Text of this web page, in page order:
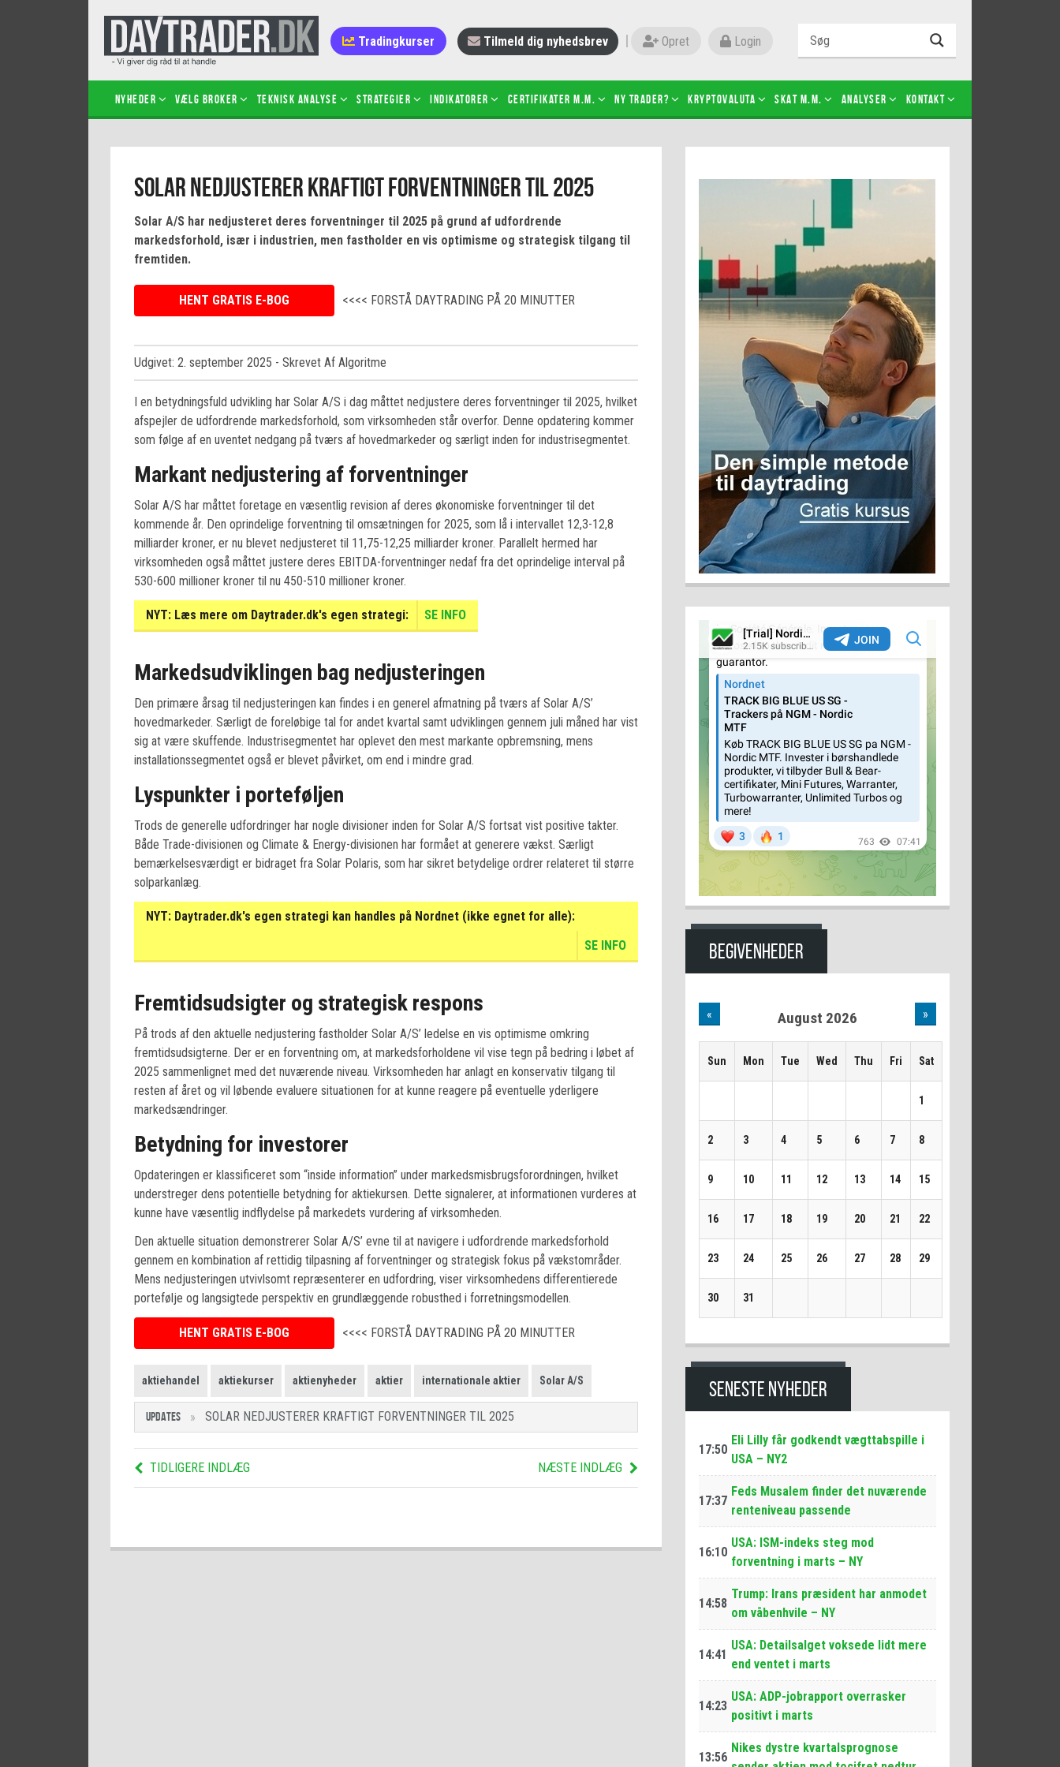
Tradingkurser Tilmeld dig nyhedsbrev Opret Login
Nyheder Vælg broker Teknisk analyse Strategier Indikatorer Certifikater m.m. Ny trader?
Kopiér de bedste tradere og
investorer
Sådan bruges stop-loss
Hvad sætter du på spil ved CFD-
Sådan fungerer BULL & BEAR-
certifikater
Det betyder de nye ESMA-regler
Shortselling
Futures-kontrakter
Kopier Jeppe Kirk Bonde
Kryptovaluta SKAT m.m. Analyser Kontakt
Solar nedjusterer kraftigt forventninger til 2025
Solar A/S har nedjusteret deres forventninger til 2025 på grund af udfordrende
markedsforhold, især i industrien, men fastholder en vis optimisme og strategisk tilgang til
fremtiden.
HENT GRATIS E-BOG <<<< FORSTÅ DAYTRADING PÅ 20 MINUTTER
Udgivet: 2. september 2025 - Skrevet Af Algoritme
I en betydningsfuld udvikling har Solar A/S i dag måttet nedjustere deres forventninger til 2025, hvilket
afspejler de udfordrende markedsforhold, som virksomheden står overfor. Denne opdatering kommer
som følge af en uventet nedgang på tværs af hovedmarkeder og særligt inden for industrisegmentet.
Markant nedjustering af forventninger
Solar A/S har måttet foretage en væsentlig revision af deres økonomiske forventninger til det
kommende år. Den oprindelige forventning til omsætningen for 2025, som lå i intervallet 12,3-12,8
milliarder kroner, er nu blevet nedjusteret til 11,75-12,25 milliarder kroner. Parallelt hermed har
virksomheden også måttet justere deres EBITDA-forventninger nedaf fra det oprindelige interval på
530-600 millioner kroner til nu 450-510 millioner kroner.
NYT: Læs mere om Daytrader.dk's egen strategi: SE INFO
Markedsudviklingen bag nedjusteringen
Den primære årsag til nedjusteringen kan findes i en generel afmatning på tværs af Solar A/S’
hovedmarkeder. Særligt de foreløbige tal for andet kvartal samt udviklingen gennem juli måned har vist
sig at være skuffende. Industrisegmentet har oplevet den mest markante opbremsning, mens
installationssegmentet også er blevet påvirket, om end i mindre grad.
Lyspunkter i porteføljen
Trods de generelle udfordringer har nogle divisioner inden for Solar A/S fortsat vist positive takter.
Både Trade-divisionen og Climate & Energy-divisionen har formået at generere vækst. Særligt
bemærkelsesværdigt er bidraget fra Solar Polaris, som har sikret betydelige ordrer relateret til større
solparkanlæg.
NYT: Daytrader.dk's egen strategi kan handles på Nordnet (ikke egnet for alle):
SE INFO
Fremtidsudsigter og strategisk respons
På trods af den aktuelle nedjustering fastholder Solar A/S’ ledelse en vis optimisme omkring
fremtidsudsigterne. Der er en forventning om, at markedsforholdene vil vise tegn på bedring i løbet af
2025 sammenlignet med det nuværende niveau. Virksomheden har anlagt en konservativ tilgang til
resten af året og vil løbende evaluere situationen for at kunne reagere på eventuelle yderligere
markedsændringer.
Betydning for investorer
Opdateringen er klassificeret som “inside information” under markedsmisbrugsforordningen, hvilket
understreger dens potentielle betydning for aktiekursen. Dette signalerer, at informationen vurderes at
kunne have væsentlig indflydelse på markedets vurdering af virksomheden.
Den aktuelle situation demonstrerer Solar A/S’ evne til at navigere i udfordrende markedsforhold
gennem en kombination af rettidig tilpasning af forventninger og strategisk fokus på vækstområder.
Mens nedjusteringen utvivlsomt repræsenterer en udfordring, viser virksomhedens differentierede
portefølje og langsigtede perspektiv en grundlæggende robusthed i forretningsmodellen.
HENT GRATIS E-BOG <<<< FORSTÅ DAYTRADING PÅ 20 MINUTTER
aktiehandel aktiekurser aktienyheder aktier internationale aktier Solar A/S
UPDATES SOLAR NEDJUSTERER KRAFTIGT FORVENTNINGER TIL 2025
TIDLIGERE INDLÆG NÆSTE INDLÆG
BEGIVENHEDER
« August 2026 »
Sun Mon Tue Wed Thu Fri Sat
1
2 3 4 5 6 7 8
9 10 11 12 13 14 15
16 17 18 19 20 21 22
23 24 25 26 27 28 29
30 31
SENESTE NYHEDER
17:50
Eli Lilly får godkendt vægttabspille i
USA – NY2
17:37
Feds Musalem finder det nuværende
renteniveau passende
16:10
USA: ISM-indeks steg mod
forventning i marts – NY
14:58
Trump: Irans præsident har anmodet
om våbenhvile – NY
14:41
USA: Detailsalget voksede lidt mere
end ventet i marts
14:23
USA: ADP-jobrapport overrasker
positivt i marts
13:56
Nikes dystre kvartalsprognose